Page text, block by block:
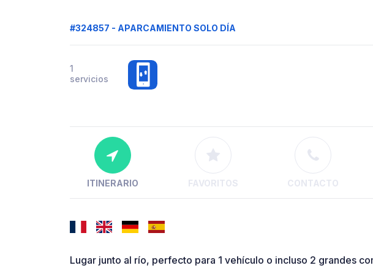
#324857 - APARCAMIENTO SOLO DÍA
1
servicios
ITINERARIO FAVORITOS CONTACTO
Lugar junto al río, perfecto para 1 vehículo o incluso 2 grandes